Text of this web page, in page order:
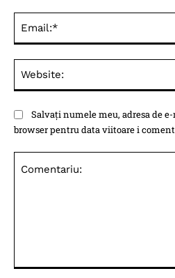
Salvați numele meu, adresa de
browser pentru data viitoare i